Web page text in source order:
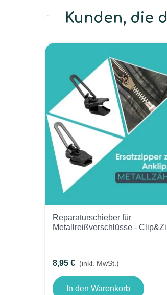
Kunden, die
Reparaturschieber für
Metallreißverschlüsse -
8,95 € (inkl. MwSt.)
In den Warenkorb